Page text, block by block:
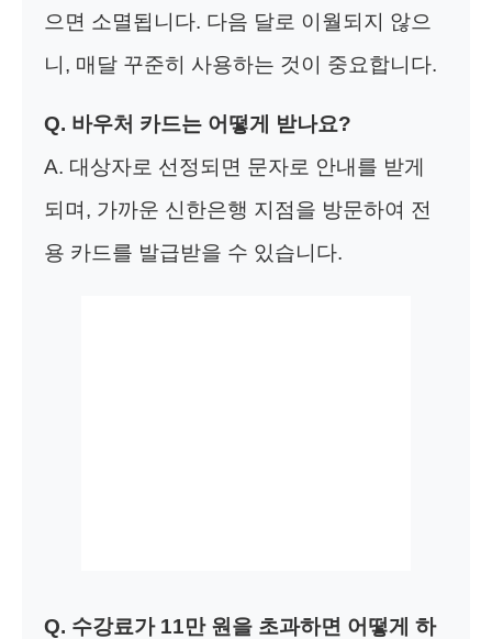
으면 소멸됩니다. 다음 달로 이월되지 않으
니, 매달 꾸준히 사용하는 것이 중요합니다.
Q. 바우처 카드는 어떻게 받나요?
A. 대상자로 선정되면 문자로 안내를 받게
되며, 가까운 신한은행 지점을 방문하여 전
용 카드를 발급받을 수 있습니다.
Q. 수강료가 11만 원을 초과하면 어떻게 하